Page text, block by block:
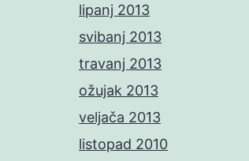
lipanj 2013
svibanj 2013
travanj 2013
ožujak 2013
veljača 2013
listopad 2010